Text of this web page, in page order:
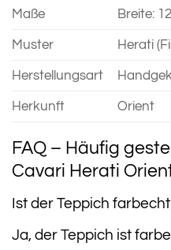
Maße Breite:
Muster Herati
Herstellungsart
Herkunft Orient
FAQ – Häufig
Cavari Herati
Ist der Teppich
Ja, der Teppich ist